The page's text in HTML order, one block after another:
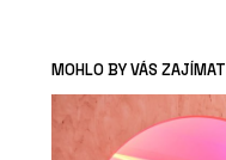
MOHLO BY VÁS ZAJÍMAT